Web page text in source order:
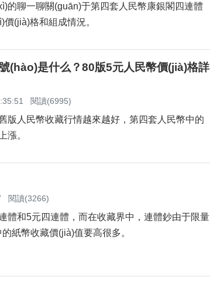
的聊一聊關(guān)于第四套人民幣康銀閣四連體
(jià)格和組成情況。
是什么？80版5元人民幣價(jià)格詳
閱讀(6995)
版人民幣收藏行情越來越好，第四套人民幣中的
漲。
閱讀(3266)
和5元四連體，而在收藏界中，連體鈔由于限量
幣收藏價(jià)值要高很多。